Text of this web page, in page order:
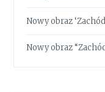
Nowy obraz
Nowy obraz